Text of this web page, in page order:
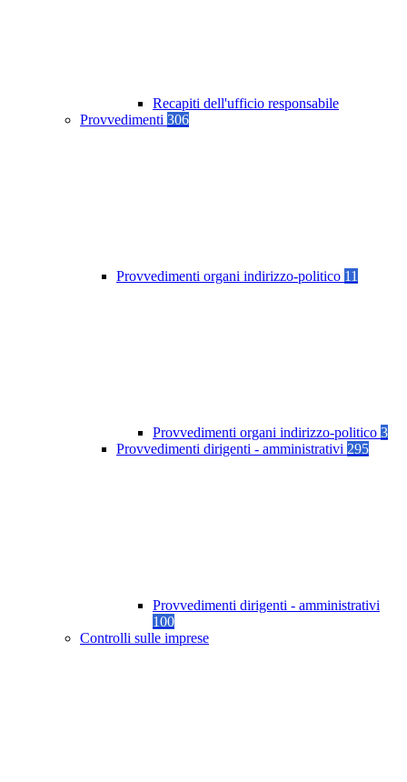
Recapiti dell'ufficio responsabile
Provvedimenti 306
Provvedimenti organi indirizzo-politico 11
Provvedimenti organi indirizzo-politico 3
Provvedimenti dirigenti - amministrativi 295
Provvedimenti dirigenti - amministrativi
100
Controlli sulle imprese